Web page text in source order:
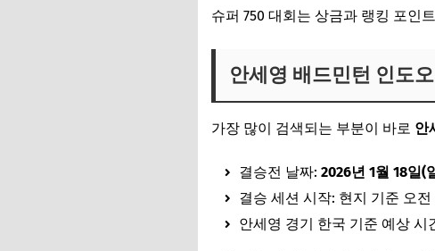
슈퍼 750 대회는 상금과 랭킹 포인
안세영 배드민턴 인도
가장 많이 검색되는 부분이 바로 안
결승전 날짜: 2026년 1월 18일(
결승 세션 시작: 현지 기준 오전
안세영 경기 한국 기준 예상 시